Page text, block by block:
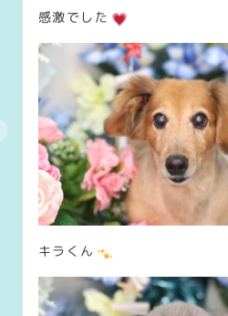
感激でした
キラくん